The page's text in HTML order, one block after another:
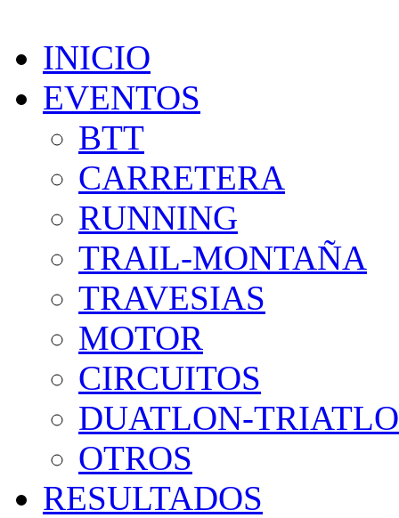
INICIO
EVENTOS
BTT
CARRETERA
RUNNING
TRAIL-MONTAÑA
TRAVESIAS
MOTOR
CIRCUITOS
DUATLON-
OTROS
RESULTADOS